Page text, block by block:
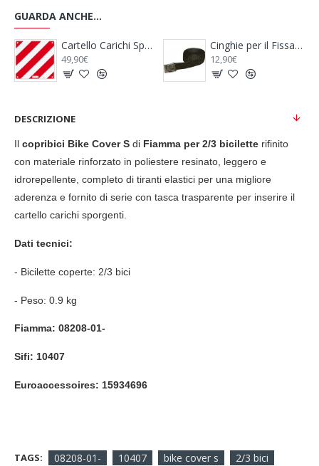
GUARDA ANCHE...
Cinghie per il Fissaggio Power Fix 250 X 2 Cm - BRUNNER
102,90€ 147,90€
DESCRIZIONE
Il copribici Bike Cover S di Fiamma per 2/3 bicilette rifinito
con materiale rinforzato in poliestere resinato, leggero e
idrorepellente, completo di tiranti elastici per una migliore
aderenza e fornito di serie con tasca trasparente per inserire il
cartello carichi sporgenti.
Dati tecnici:
- Bicilette coperte: 2/3 bici
- Peso: 0.9 kg
Fiamma: 08208-01-
Sifi: 10407
Euroaccessoires: 15934696
TAGS: 08208-01- 10407 bike cover s
2/3 bici